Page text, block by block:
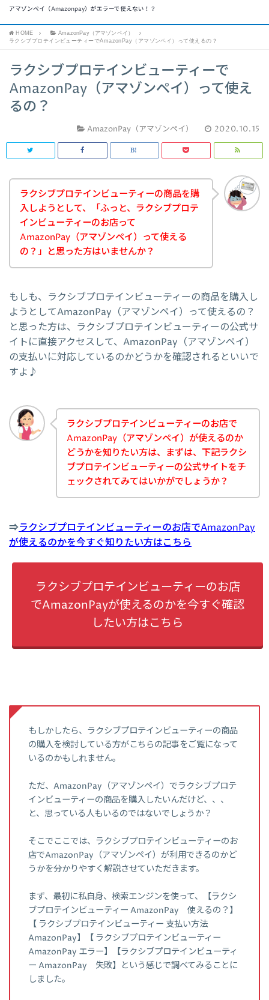
アマゾンペイ（Amazonpay）がエラーで使えない！？
HOME
AmazonPay（アマゾンペイ）
ラクシブプロテインビューティーでAmazonPay（アマゾンペイ）って使えるの？
ラクシブプロテインビューティーで
AmazonPay（アマゾンペイ）って使え
るの？
AmazonPay（アマゾンペイ） 2020.10.15
ラクシブプロテインビューティーの商品を購
入しようとして、「ふっと、ラクシブプロテ
インビューティーのお店って
AmazonPay（アマゾンペイ）って使える
の？」と思った方はいませんか？
もしも、ラクシブプロテインビューティーの商品を購入し
ようとしてAmazonPay（アマゾンペイ）って使えるの？
と思った方は、ラクシブプロテインビューティーの公式サ
イトに直接アクセスして、AmazonPay（アマゾンペイ）
の支払いに対応しているのかどうかを確認されるといいで
すよ♪
ラクシブプロテインビューティーのお店で
AmazonPay（アマゾンペイ）が使えるのか
どうかを知りたい方は、まずは、下記ラクシ
ブプロテインビューティーの公式サイトをチ
ェックされてみてはいかがでしょうか？
⇒ラクシブプロテインビューティーのお店でAmazonPay
が使えるのかを今すぐ知りたい方はこちら
ラクシブプロテインビューティーのお店
でAmazonPayが使えるのかを今すぐ確認
したい方はこちら
もしかしたら、ラクシブプロテインビューティーの商品
の購入を検討している方がこちらの記事をご覧になって
いるのかもしれません。
ただ、AmazonPay（アマゾンペイ）でラクシブプロテ
インビューティーの商品を購入したいんだけど、、、
と、思っている人もいるのではないでしょうか？
そこでここでは、ラクシブプロテインビューティーのお
店でAmazonPay（アマゾンペイ）が利用できるのかど
うかを分かりやすく解説させていただきます。
まず、最初に私自身、検索エンジンを使って、【ラクシ
ブプロテインビューティー AmazonPay 使えるの？】
【 ラクシブプロテインビューティー 支払い方法
AmazonPay】【 ラクシブプロテインビューティー
AmazonPay エラー】【ラクシブプロテインビューティ
ー AmazonPay 失敗】という感じで調べてみることに
しました。